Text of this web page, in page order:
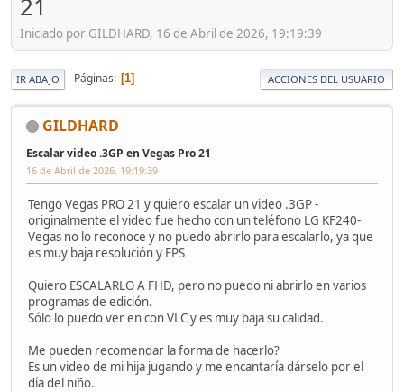
Iniciado por GILDHARD, 16 de Abril de 2026, 19:19:39
IR ABAJO Páginas 1 ACCIONES DEL USUARIO
GILDHARD
Escalar video .3GP en Vegas Pro 21
16 de Abril de 2026, 19:19:39
Tengo Vegas PRO 21 y quiero escalar un video .3GP -
originalmente el video fue hecho con un teléfono LG KF240-
Vegas no lo reconoce y no puedo abrirlo para escalarlo, ya que
es muy baja resolución y FPS
Quiero ESCALARLO A FHD, pero no puedo ni abrirlo en varios
programas de edición.
Sólo lo puedo ver en con VLC y es muy baja su calidad.
Me pueden recomendar la forma de hacerlo?
Es un video de mi hija jugando y me encantaría dárselo por el
día del niño.